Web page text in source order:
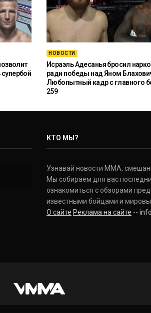
НОВОСТИ
Исраэль Адесанья бросил
ради победы над Яном
Любопытный кадр с главного
259
КТО МЫ?
Узнавай новости ММА,
Мы собираем для вас
ознакомиться с обзорами
известными бойцами и
О сайте Реклама на сайте --